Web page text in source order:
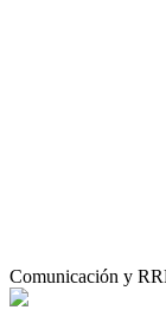
Comunicación y